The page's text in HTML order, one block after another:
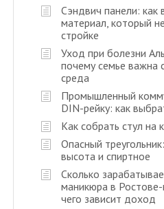
Сэндвич панели: как
материал, который
стройке
Уход при болезни
почему семье важна
среда
Промышленный
DIN-рейку: как
Как собрать стул на
Опасный
высота и спиртное
Сколько
маникюра в
чего зависит доход